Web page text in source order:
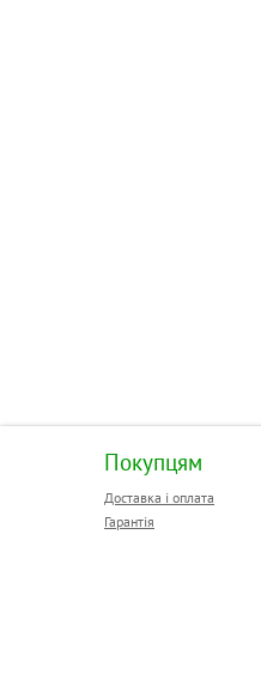
Покупцям
Доставка і оплата
Гарантія